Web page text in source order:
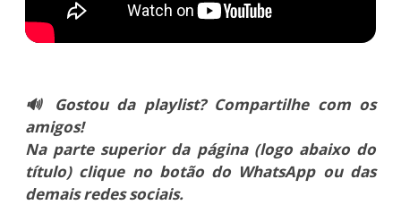
🔊 Gostou da playlist? Compartilhe com os
amigos!
Na parte superior da página (logo abaixo do
título) clique no botão do WhatsApp ou das
demais redes sociais.